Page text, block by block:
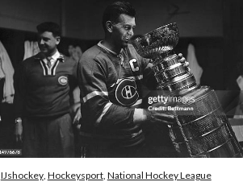
IJshockey, Hockeysport, National Hockey League